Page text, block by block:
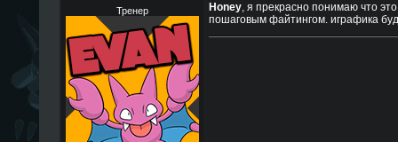
Тренер Honey, я прекрасно понимаю что
пошаговым файтингом. играфика